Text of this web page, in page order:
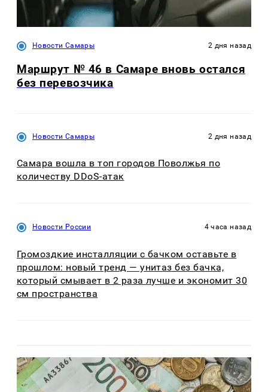
Новости Самары 2 дня назад
Маршрут № 46 в Самаре вновь остался
без перевозчика
Новости Самары 2 дня назад
Самара вошла в топ городов Поволжья по
количеству DDoS-атак
Новости России 4 часа назад
Громоздкие инсталляции с бачком оставьте в
прошлом: новый тренд — унитаз без бачка,
который смывает в 2 раза лучше и экономит 30
см пространства